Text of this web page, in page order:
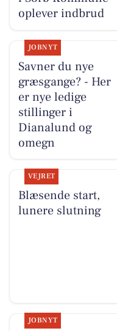
oplever indbrud
JOBNYT
Savner du nye
græsgange? - Her
er nye ledige
stillinger i
Dianalund og
omegn
VEJRET
Blæsende start,
lunere slutning
JOBNYT